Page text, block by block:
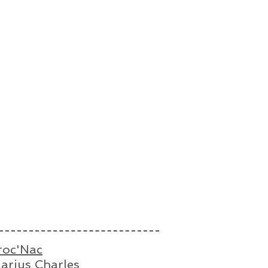
Charles